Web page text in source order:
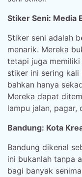
Stiker Seni: Media
Stiker seni adalah
menarik. Mereka
tetapi juga
stiker ini sering
bahkan hanya
Mereka dapat
lampu jalan, pagar,
Bandung: Kota
Bandung dikenal
ini bukanlah tanpa
bagi banyak